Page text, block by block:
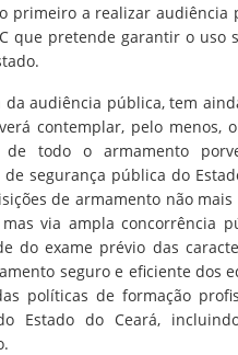
primeiro a realizar
que pretende garantir o uso
da audiência pública, tem
contemplar, pelo menos,
todo o armamento
segurança pública do
de armamento não
via ampla concorrência
do exame prévio das
seguro e eficiente dos
políticas de formação
Estado do Ceará,